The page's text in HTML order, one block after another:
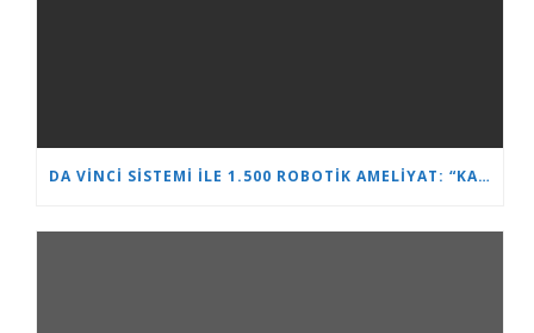
DA VINCI SISTEMI ILE 1.500 ROBOTIK AMELIYAT: “KALP VE BEYIN” ÜROLOJIDE LIDERLIĞINI PEKIŞTIRIYOR